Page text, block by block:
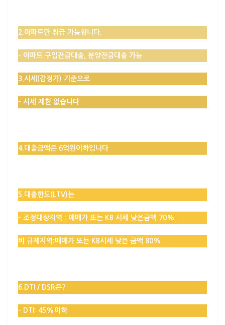
2. 아파트만 취급 가능합니다.
– 아파트 구입잔금대출, 분양잔금대출 가능
3.시세(감정가) 기준으로
– 시세 제한 없습니다
4.대출금액은 6억원이하입니다
5.대출한도(LTV)는
– 조정대상지역 : 매매가 또는 KB 시세 낮은금액 70%
비 규제지역:매매가 또는 KB시세 낮은 금액 80%
6.DTI / DSR은?
– DTI: 45%이하